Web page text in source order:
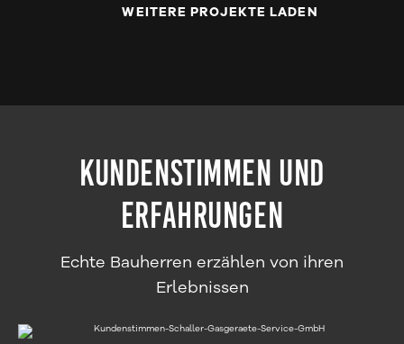
WEITERE PROJEKTE LADEN
Kundenstimmen und
Erfahrungen
Echte Bauherren erzählen von ihren
Erlebnissen